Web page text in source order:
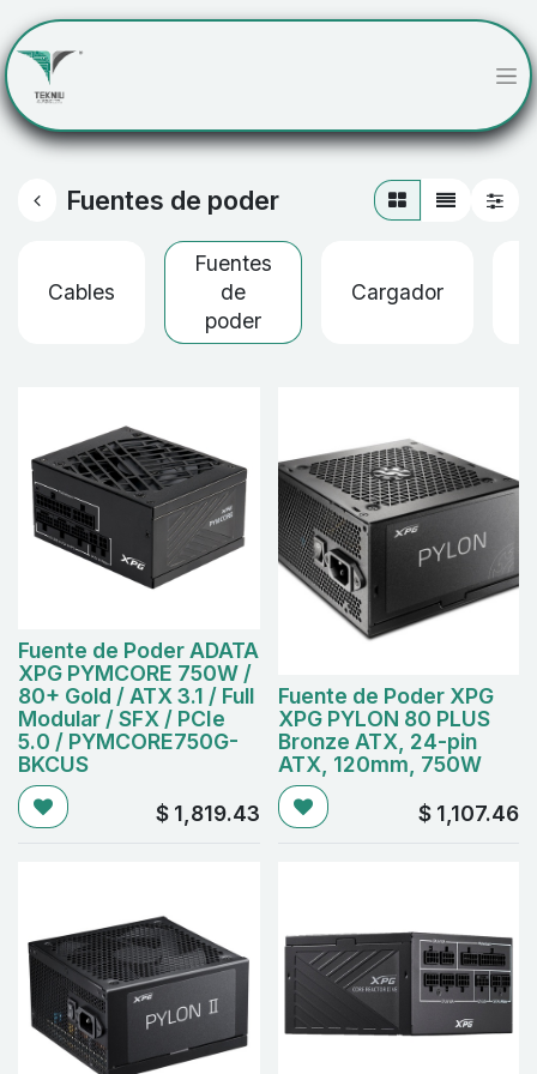
Fuentes de poder
Cables
Fuentes
de
poder
Cargador
Fuente de Poder ADATA
XPG PYMCORE 750W /
80+ Gold / ATX 3.1 / Full
Modular / SFX / PCIe
5.0 / PYMCORE750G-
BKCUS
$ 1,819.43
Fuente de Poder XPG
XPG PYLON 80 PLUS
Bronze ATX, 24-pin
ATX, 120mm, 750W
$ 1,107.46